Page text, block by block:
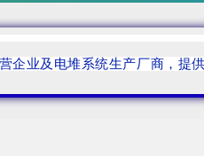
企业及电堆系统生产厂商，提